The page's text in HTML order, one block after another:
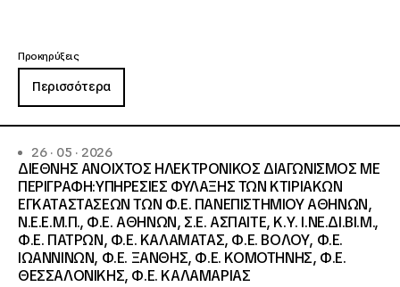
Προκηρύξεις
Περισσότερα
26 · 05 · 2026
ΔΙΕΘΝΗΣ ΑΝΟΙΧΤΟΣ ΗΛΕΚΤΡΟΝΙΚΟΣ ΔΙΑΓΩΝΙΣΜΟΣ ΜΕ
ΠΕΡΙΓΡΑΦΗ:ΥΠΗΡΕΣΙΕΣ ΦΥΛΑΞΗΣ ΤΩΝ ΚΤΙΡΙΑΚΩΝ
ΕΓΚΑΤΑΣΤΑΣΕΩΝ ΤΩΝ Φ.Ε. ΠΑΝΕΠΙΣΤΗΜΙΟΥ ΑΘΗΝΩΝ,
Ν.Ε.Ε.Μ.Π., Φ.Ε. ΑΘΗΝΩΝ, Σ.Ε. ΑΣΠΑΙΤΕ, Κ.Υ. Ι.ΝΕ.ΔΙ.ΒΙ.Μ.,
Φ.Ε. ΠΑΤΡΩΝ, Φ.Ε. ΚΑΛΑΜΑΤΑΣ, Φ.Ε. ΒΟΛΟΥ, Φ.Ε.
ΙΩΑΝΝΙΝΩΝ, Φ.Ε. ΞΑΝΘΗΣ, Φ.Ε. ΚΟΜΟΤΗΝΗΣ, Φ.Ε.
ΘΕΣΣΑΛΟΝΙΚΗΣ, Φ.Ε. ΚΑΛΑΜΑΡΙΑΣ